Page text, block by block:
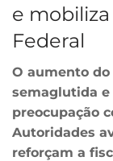
e
Federal
O aumento
semaglutida
preocupação
Autoridades
reforçam a